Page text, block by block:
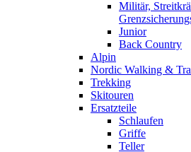
Militär,
Junior
Back Country
Alpin
Nordic Walking &
Trekking
Skitouren
Ersatzteile
Schlaufen
Griffe
Teller